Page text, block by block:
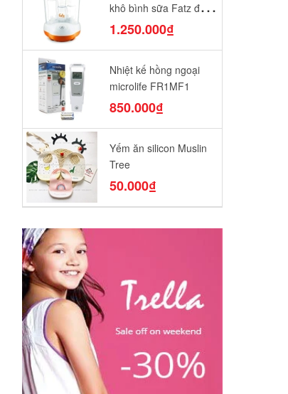
khô bình sữa Fatz điện
tử FB4906SL
1.250.000₫
Nhiệt kế hồng ngoại
microlife FR1MF1
850.000₫
Yếm ăn silicon Muslin
Tree
50.000₫